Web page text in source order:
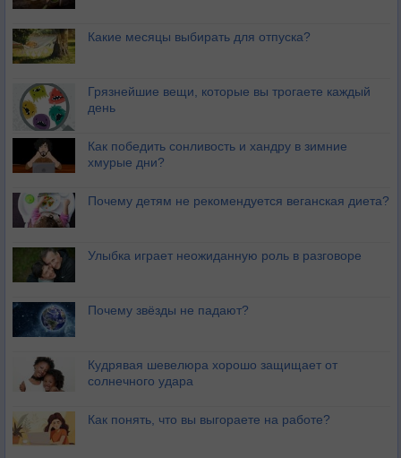
Какие месяцы выбирать для отпуска?
Грязнейшие вещи, которые вы трогаете каждый
день
Как победить сонливость и хандру в зимние
хмурые дни?
Почему детям не рекомендуется веганская диета?
Улыбка играет неожиданную роль в разговоре
Почему звёзды не падают?
Кудрявая шевелюра хорошо защищает от
солнечного удара
Как понять, что вы выгораете на работе?